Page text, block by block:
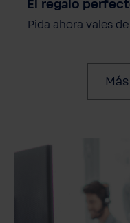
El regalo
Pida ahora vales